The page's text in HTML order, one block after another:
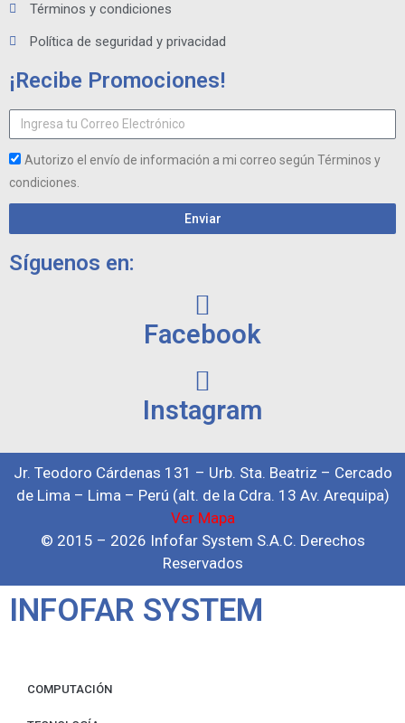
Términos y condiciones
Política de seguridad y privacidad
¡Recibe Promociones!
Autorizo el envío de información a mi correo según Términos y
condiciones.
Enviar
Síguenos en:
Facebook
Instagram
Jr. Teodoro Cárdenas 131 – Urb. Sta. Beatriz – Cercado
de Lima – Lima – Perú (alt. de la Cdra. 13 Av. Arequipa)
Ver Mapa
© 2015 – 2026 Infofar System S.A.C. Derechos
Reservados
INFOFAR SYSTEM
COMPUTACIÓN